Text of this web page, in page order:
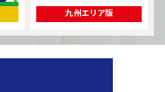
九州エリア版